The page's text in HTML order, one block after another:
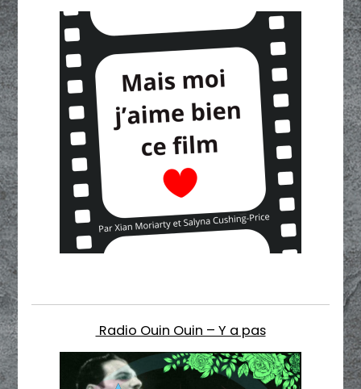
Radio Ouin Ouin – Y a pas